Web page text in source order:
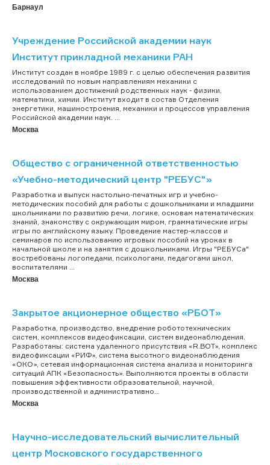
Барнаул
Учреждение Российской академии наук
Институт прикладной механики РАН
Институт создан в ноябре 1989 г. с целью обеспечения развития
исследований по новым направлениям механики с
использованием достижений родственных наук - физики,
математики, химии. Институт входит в состав Отделения
энергетики, машиностроения, механики и процессов управления
Российской академии наук. ...
Москва
Общество с ограниченной ответственностью
«Учебно-методический центр "РЕБУС"»
Разработка и выпуск настольно-печатных игр и учебно-
методических пособий для работы с дошкольниками и младшими
школьниками по развитию речи, логике, основам математических
знаний, знакомству с окружающим миром, грамматические игры
игры по английскому языку. Проведение мастер-классов и
семинаров по использованию игровых пособий на уроках в
начальной школе и на занятия с дошкольниками. Игры "РЕБУСа"
востребованы логопедами, психологами, педагогами школ,
воспитателями ...
Москва
Закрытое акционерное общество «РБОТ»
Разработка, производство, внедрение робототехнических
систем, комплексов видеофиксации, систем видеонаблюдения.
Разработаны: система удаленного присутствия «R.BOT», комплекс
видеофиксации «РИФ», система высотного видеонаблюдения
«ОКО», сетевая информационная система анализа и мониторинга
ситуаций АПК «Безопасность». Выполняются проекты в области
повышения эффективности образовательной, научной,
производственной и административно...
Москва
Научно-исследовательский вычислительный
центр Московского государственного